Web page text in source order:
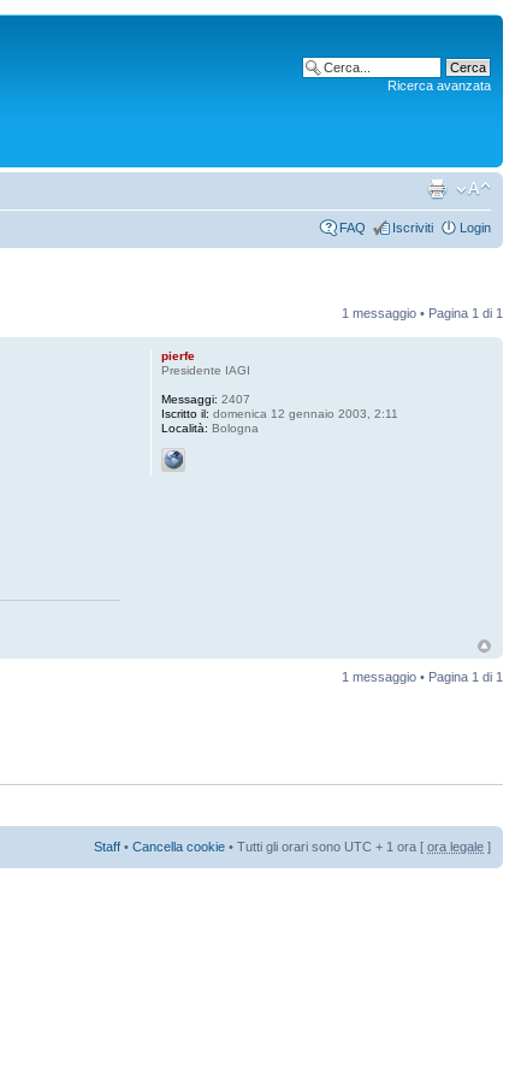
Ricerca avanzata
FAQ Iscriviti Login
1 messaggio • Pagina 1 di 1
pierfe
Presidente IAGI
Messaggi: 2407
Iscritto il: domenica 12 gennaio 2003, 2:11
Località: Bologna
1 messaggio • Pagina 1 di 1
Staff • Cancella cookie • Tutti gli orari sono UTC + 1 ora [ ora legale ]